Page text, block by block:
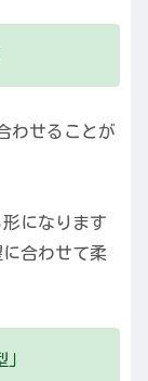
わせることが
になります
合わせて柔